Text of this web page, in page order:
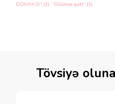
DÜNYASI” (1) “Ölümlə qətl” (1)
Tövsiyə